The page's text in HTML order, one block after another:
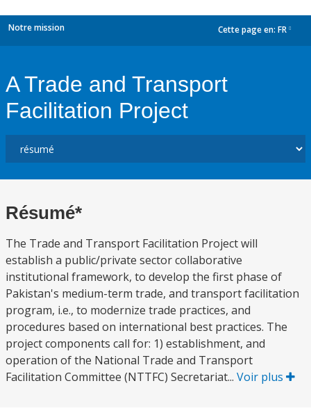
Notre mission Cette page en: FR
A Trade and Transport
Facilitation Project
Résumé*
The Trade and Transport Facilitation Project will
establish a public/private sector collaborative
institutional framework, to develop the first phase of
Pakistan's medium-term trade, and transport facilitation
program, i.e., to modernize trade practices, and
procedures based on international best practices. The
project components call for: 1) establishment, and
operation of the National Trade and Transport
Facilitation Committee (NTTFC) Secretariat... Voir plus